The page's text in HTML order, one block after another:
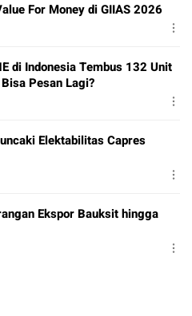
For Money di GIIAS 2026
di Indonesia Tembus 132 Unit
Pesan Lagi?
Elektabilitas Capres
Ekspor Bauksit hingga